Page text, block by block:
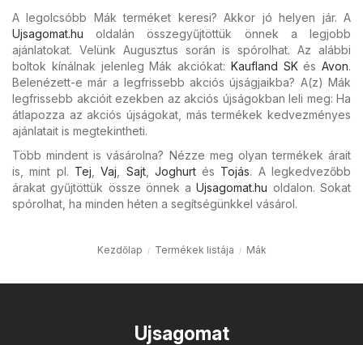
A legolcsóbb Mák terméket keresi? Akkor jó helyen jár. A
Ujsagomat.hu oldalán összegyűjtöttük önnek a legjobb
ajánlatokat. Velünk Augusztus során is spórolhat. Az alábbi
boltok kínálnak jelenleg Mák akciókat: Kaufland SKés Avon.
Belenézett-e már a legfrissebb akciós újságjaikba? A(z) Mák
legfrissebb akcióit ezekben az akciós újságokban leli meg: Ha
átlapozza az akciós újságokat, más termékek kedvezményes
ajánlatait is megtekintheti.
Több mindent is vásárolna? Nézze meg olyan termékek árait
is, mint pl. Tej ,Vaj Sajt, Joghurtés Tojás. A legkedvezőbb
árakat gyűjtöttük össze önnek aUjsagomat.hu oldalon. Sokat
spórolhat, ha minden héten a segítségünkkel vásárol.
Kezdőlap Termékek listája Mák
Ujsagomat